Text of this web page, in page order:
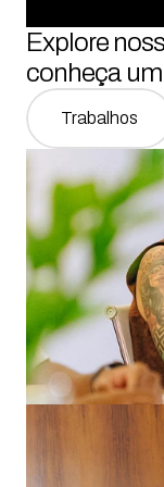
Explore
conheça
Trabalhos